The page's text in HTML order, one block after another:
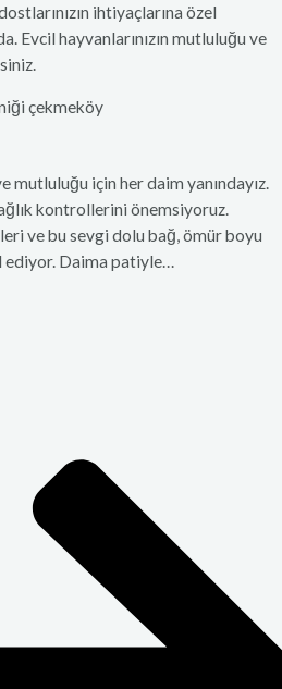
ihtiyaçlarına özel
Evcil hayvanlarınızın mutluluğu ve
mutluluğu için her daim yanındayız.
kontrollerini önemsiyoruz.
ve bu sevgi dolu bağ, ömür boyu
ediyor. Daima patiyle…